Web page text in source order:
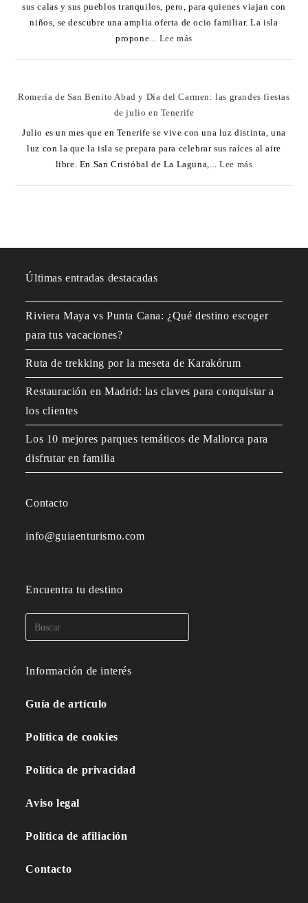
sus calas y sus pueblos tranquilos, pero, para quienes viajan con
niños, se descubre una amplia oferta de ocio familiar. La isla
propone... Lee más
Romería de San Benito Abad y Día del Carmen: las grandes fiestas
de julio en Tenerife
Julio es un mes que en Tenerife se vive con una luz distinta, una
luz con la que la isla se prepara para celebrar sus raíces al aire
libre. En San Cristóbal de La Laguna,...Lee más
Últimas entradas destacadas
Riviera Maya vs Punta Cana: ¿Qué destino escoger
para tus vacaciones?
Ruta de trekking por la meseta de Karakórum
Restauración en Madrid: las claves para conquistar a
los clientes
Los 10 mejores parques temáticos de Mallorca para
disfrutar en familia
Contacto
info@guiaenturismo.com
Encuentra tu destino
Información de interés
Guía de artículo
Política de cookies
Política de privacidad
Aviso legal
Política de afiliación
Contacto